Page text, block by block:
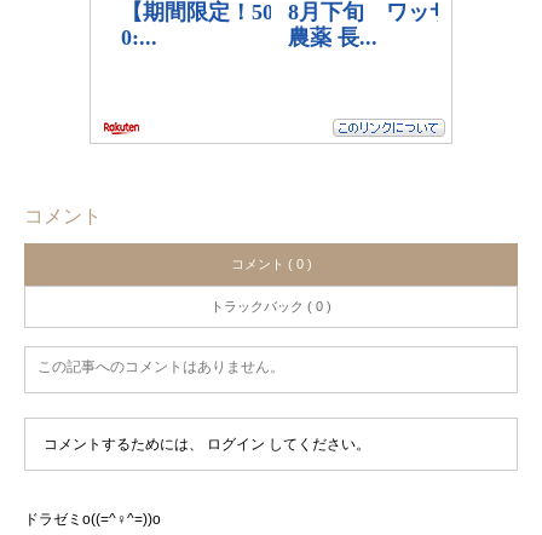
コメント
コメント ( 0 )
トラックバック ( 0 )
この記事へのコメントはありません。
コメントするためには、 ログイン してください。
ドラゼミo((=^♀^=))o